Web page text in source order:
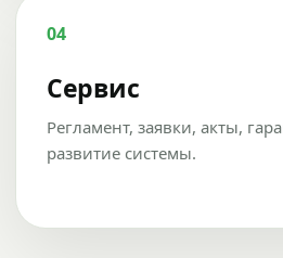
04
Сервис
Регламент, заявки, акты,
развитие системы.